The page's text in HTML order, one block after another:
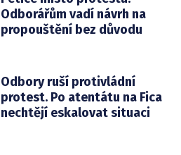
Odborářům vadí návrh na
propouštění bez důvodu
Odbory ruší protivládní
protest. Po atentátu na Fica
nechtějí eskalovat situaci